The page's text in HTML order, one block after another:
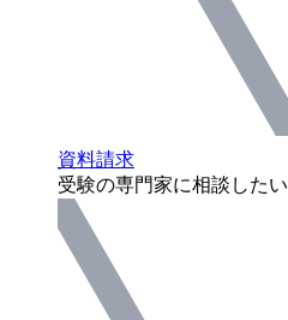
資料請求
受験の専門家に相談したい